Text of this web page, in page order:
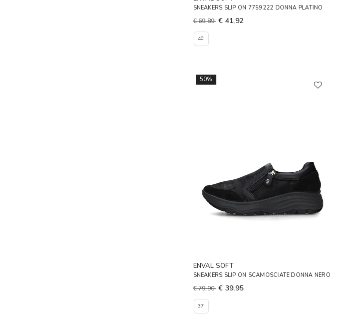
SNEAKERS SLIP ON 7759222 DONNA PLATINO
€ 69,89 € 41,92
40
50%
ENVAL SOFT
SNEAKERS SLIP ON SCAMOSCIATE DONNA NERO
€ 79,90 € 39,95
37